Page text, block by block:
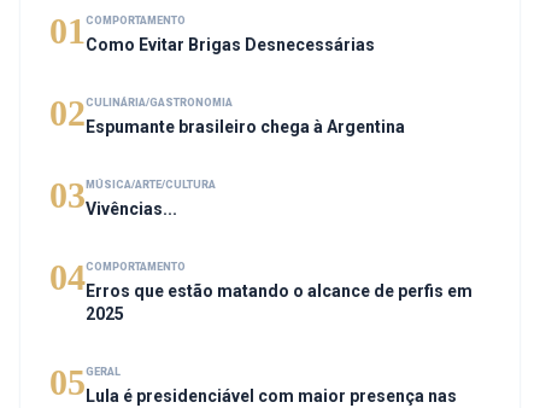
01 COMPORTAMENTO
Como Evitar Brigas Desnecessárias
02CULINÁRIA/GASTRONOMIA
Espumante brasileiro chega à Argentina
03 MÚSICA/ARTE/CULTURA
Vivências...
04COMPORTAMENTO
Erros que estão matando o alcance de perfis em
2025
05GERAL
Lula é presidenciável com maior presença nas